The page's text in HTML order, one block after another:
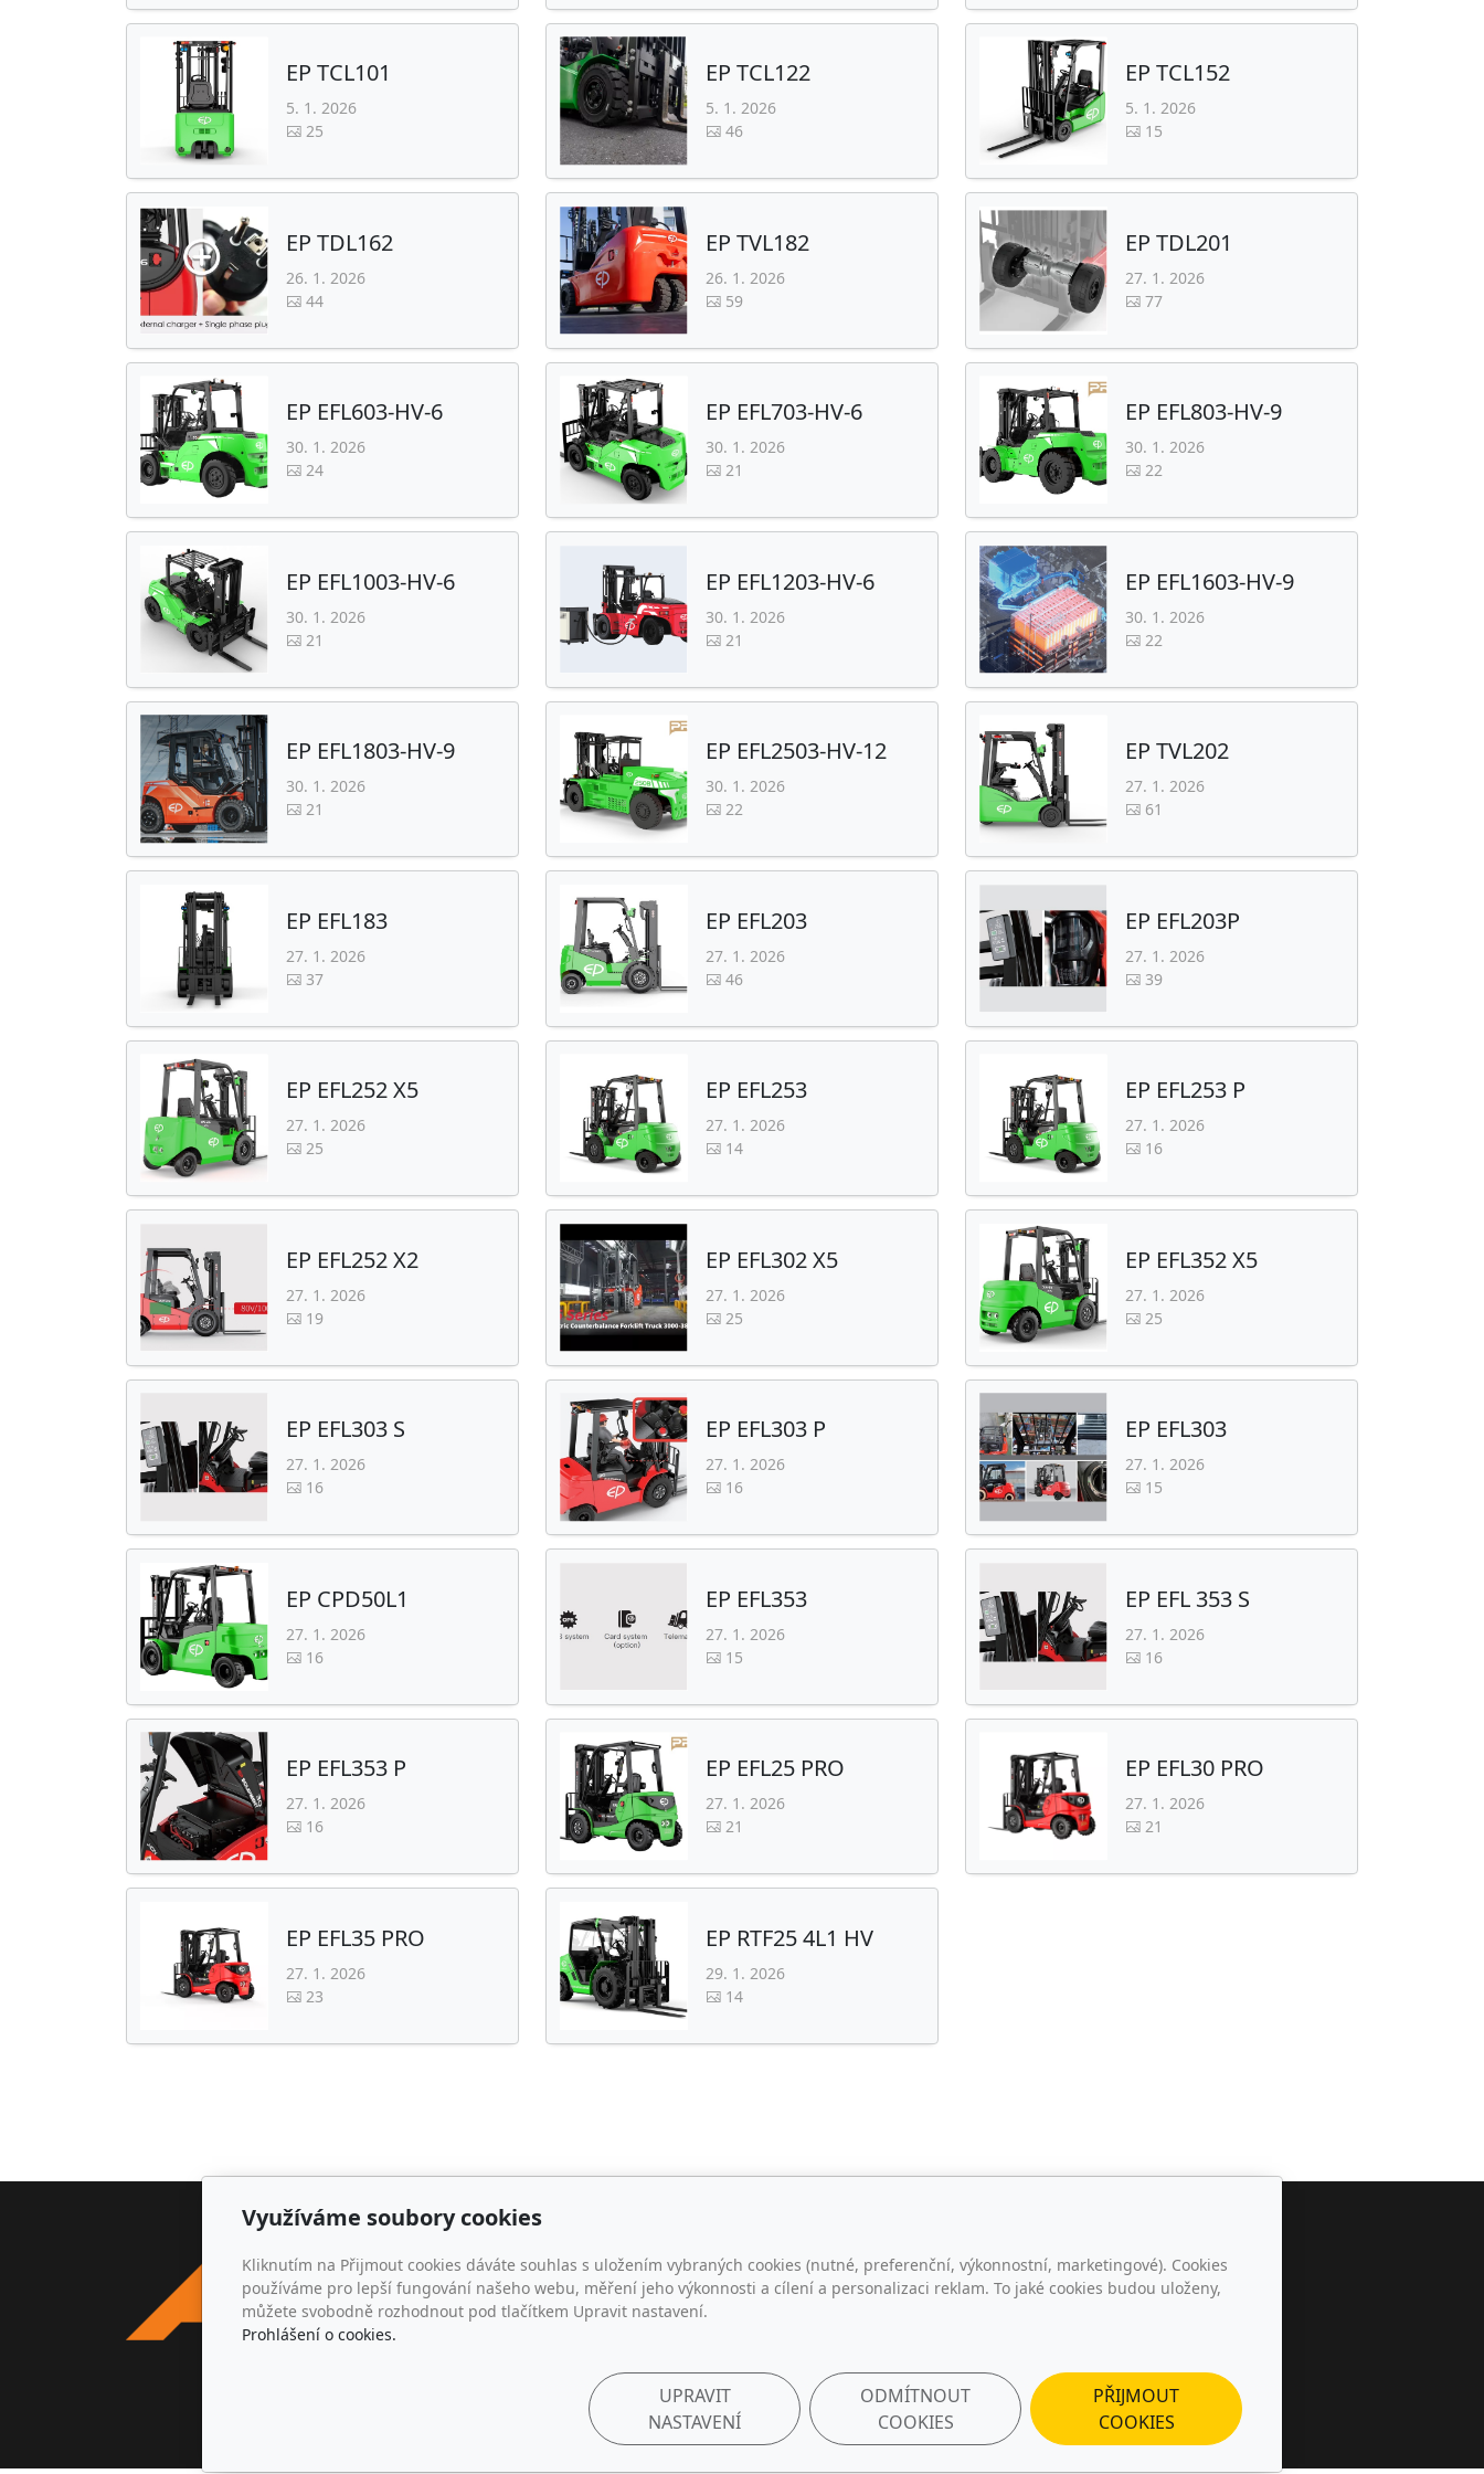
EP TCL101
5. 1. 2026
25
EP TCL122
5. 1. 2026
46
EP TCL152
5. 1. 2026
15
EP TDL162
26. 1. 2026
44
EP TVL182
26. 1. 2026
59
EP TDL201
27. 1. 2026
77
EP EFL603-HV-6
30. 1. 2026
24
EP EFL703-HV-6
30. 1. 2026
21
EP EFL803-HV-9
30. 1. 2026
22
EP EFL1003-HV-6
30. 1. 2026
21
EP EFL1203-HV-6
30. 1. 2026
21
EP EFL1603-HV-9
30. 1. 2026
22
EP EFL1803-HV-9
30. 1. 2026
21
EP EFL2503-HV-12
30. 1. 2026
22
EP TVL202
27. 1. 2026
61
EP EFL183
27. 1. 2026
37
EP EFL203
27. 1. 2026
46
EP EFL203P
27. 1. 2026
39
EP EFL252 X5
27. 1. 2026
25
EP EFL253
27. 1. 2026
14
EP EFL253 P
27. 1. 2026
16
EP EFL252 X2
27. 1. 2026
19
EP EFL302 X5
27. 1. 2026
25
EP EFL352 X5
27. 1. 2026
25
EP EFL303 S
27. 1. 2026
16
EP EFL303 P
27. 1. 2026
16
EP EFL303
27. 1. 2026
15
EP CPD50L1
27. 1. 2026
16
EP EFL353
27. 1. 2026
15
EP EFL 353 S
27. 1. 2026
16
EP EFL353 P
27. 1. 2026
16
EP EFL25 PRO
27. 1. 2026
21
EP EFL30 PRO
27. 1. 2026
21
EP EFL35 PRO
27. 1. 2026
23
EP RTF25 4L1 HV
29. 1. 2026
14
Adresa
AKIR s.r.o.
Michalovická 2177/20
info@akir.cz
© 2026 AKIR s.r.o.
Využíváme soubory cookies
Kliknutím na Přijmout cookies dáváte souhlas s uložením vybraných cookies (nutné, preferenční, výkonnostní, marketingové). Cookies
používáme pro lepší fungování našeho webu, měření jeho výkonnosti a cílení a personalizaci reklam. To jaké cookies budou uloženy,
můžete svobodně rozhodnout pod tlačítkem Upravit nastavení.
Prohlášení o cookies.
UPRAVIT
NASTAVENÍ
ODMÍTNOUT
COOKIES
PŘIJMOUT
COOKIES